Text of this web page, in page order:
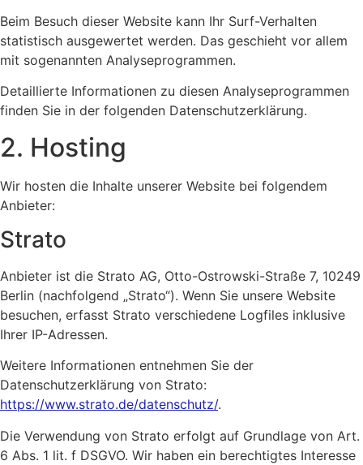
Beim Besuch dieser Website kann Ihr Surf-Verhalten
statistisch ausgewertet werden. Das geschieht vor allem
mit sogenannten Analyseprogrammen.
Detaillierte Informationen zu diesen Analyseprogrammen
finden Sie in der folgenden Datenschutzerklärung.
2. Hosting
Wir hosten die Inhalte unserer Website bei folgendem
Anbieter:
Strato
Anbieter ist die Strato AG, Otto-Ostrowski-Straße 7, 10249
Berlin (nachfolgend „Strato“). Wenn Sie unsere Website
besuchen, erfasst Strato verschiedene Logfiles inklusive
Ihrer IP-Adressen.
Weitere Informationen entnehmen Sie der
Datenschutzerklärung von Strato:
https://www.strato.de/datenschutz/.
Die Verwendung von Strato erfolgt auf Grundlage von Art.
6 Abs. 1 lit. f DSGVO. Wir haben ein berechtigtes Interesse